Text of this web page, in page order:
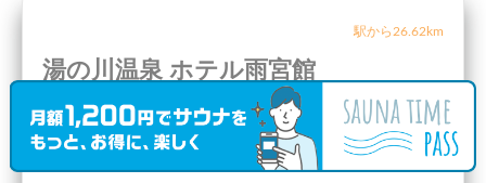
駅から26.62km
湯の川温泉 ホテル雨宮館
北海道 函館市
〒042-0932 北海道函館市湯川町１丁目２６−１８